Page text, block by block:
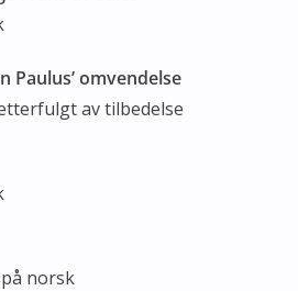
Paulus’ omvendelse
av tilbedelse
på norsk